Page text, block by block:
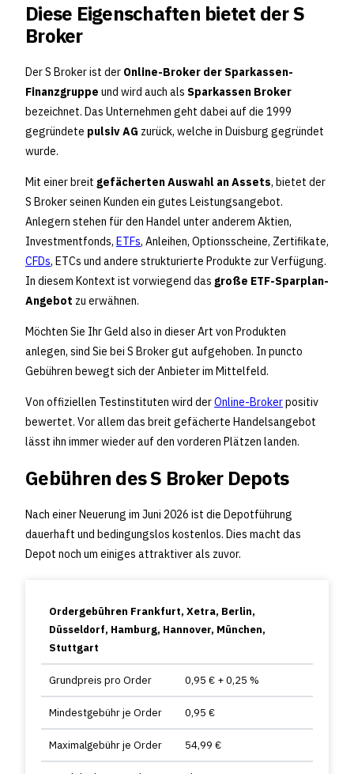
Diese Eigenschaften bietet der S
Broker
Der S Broker ist der Online-Broker der Sparkassen-
Finanzgruppe und wird auch als Sparkassen Broker
bezeichnet. Das Unternehmen geht dabei auf die 1999
gegründete pulsiv AG zurück, welche in Duisburg gegründet
wurde.
Mit einer breit gefächerten Auswahl an Assets, bietet der
S Broker seinen Kunden ein gutes Leistungsangebot.
Anlegern stehen für den Handel unter anderem Aktien,
Investmentfonds, ETFs, Anleihen, Optionsscheine, Zertifikate,
CFDs, ETCs und andere strukturierte Produkte zur Verfügung.
In diesem Kontext ist vorwiegend das große ETF-Sparplan-
Angebot zu erwähnen.
Möchten Sie Ihr Geld also in dieser Art von Produkten
anlegen, sind Sie bei S Broker gut aufgehoben. In puncto
Gebühren bewegt sich der Anbieter im Mittelfeld.
Von offiziellen Testinstituten wird derOnline-Brokerpositiv
bewertet. Vor allem das breit gefächerte Handelsangebot
lässt ihn immer wieder auf den vorderen Plätzen landen.
Gebühren des S Broker Depots
Nach einer Neuerung im Juni 2026 ist die Depotführung
dauerhaft und bedingungslos kostenlos. Dies macht das
Depot noch um einiges attraktiver als zuvor.
Ordergebühren Frankfurt, Xetra, Berlin,
Düsseldorf, Hamburg, Hannover, München,
Stuttgart
Grundpreis pro Order 0,95 € + 0,25 %
Mindestgebühr je Order 0,95 €
Maximalgebühr je Order 54,99 €